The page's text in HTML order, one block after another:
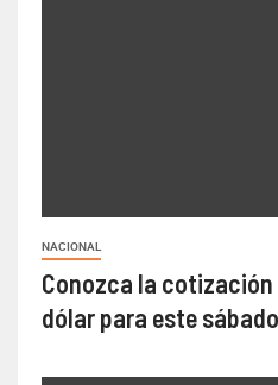
NACIONAL
Conozca la
dólar para este sábado